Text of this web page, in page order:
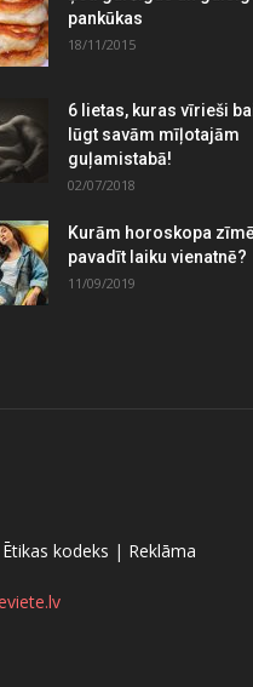
pankūkas
18/11/2015
6 lietas, kuras vīrieši
lūgt savām mīļotajām
guļamistabā!
02/07/2018
Kurām horoskopa
pavadīt laiku vienatnē?
11/09/2019
Ētikas kodeks | Reklāma